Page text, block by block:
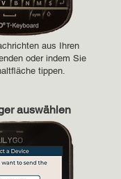
aus Ihren
oder indem Sie
tippen.
auswählen